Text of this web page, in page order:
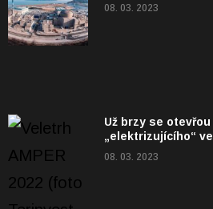
08. 03. 2023
Už brzy se
„elektrizujícího“
08. 03. 2023